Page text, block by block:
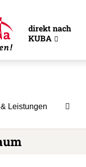
direkt nach
KUBA
Leistungen